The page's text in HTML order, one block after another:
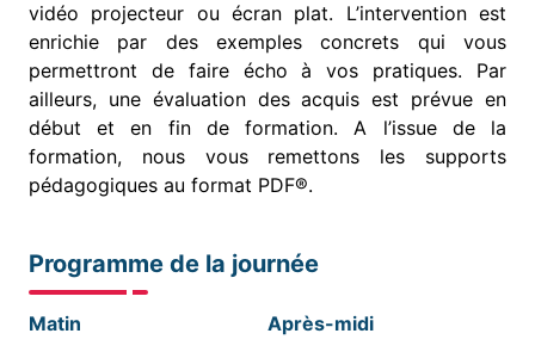
vidéo projecteur ou écran plat. L’intervention est
enrichie par des exemples concrets qui vous
permettront de faire écho à vos pratiques. Par
ailleurs, une évaluation des acquis est prévue en
début et en fin de formation. A l’issue de la
formation, nous vous remettons les supports
pédagogiques au format PDF®.
Programme de la journée
Matin Après-midi